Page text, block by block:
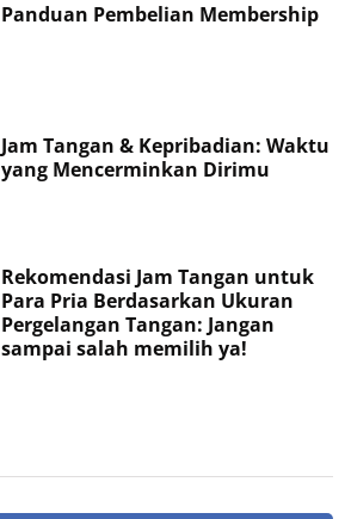
Panduan Pembelian Membership
Jam Tangan & Kepribadian: Waktu
yang Mencerminkan Dirimu
Rekomendasi Jam Tangan untuk
Para Pria Berdasarkan Ukuran
Pergelangan Tangan: Jangan
sampai salah memilih ya!